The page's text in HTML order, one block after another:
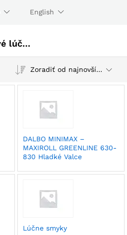
English
Kultúrne prútové lúčne brány a valce
Zoradiť od najnovších
DALBO MINIMAX –
MAXIROLL GREENLINE 630-
830 Hladké Valce
Lúčne smyky